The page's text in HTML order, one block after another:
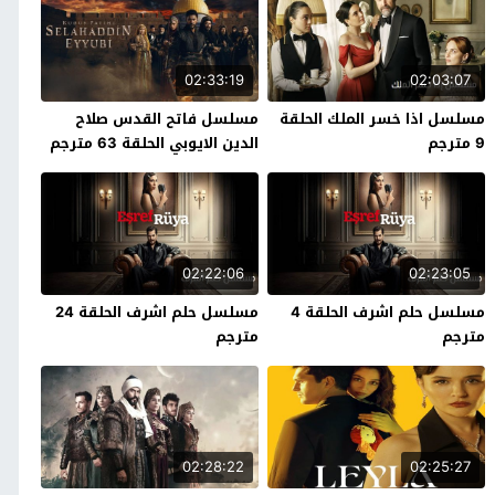
02:03:07
مسلسل اذا خسر الملك الحلقة
9 مترجم
02:33:19
مسلسل فاتح القدس صلاح
الدين الايوبي الحلقة 63 مترجم
02:23:05
مسلسل حلم اشرف الحلقة 4
مترجم
02:22:06
مسلسل حلم اشرف الحلقة 24
مترجم
02:25:27
02:28:22